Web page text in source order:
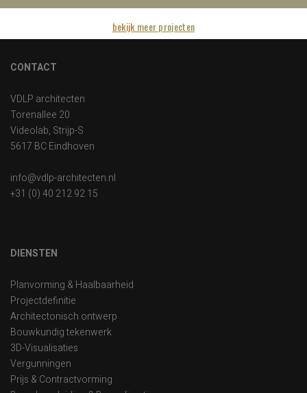
bekijk meer projecten
CONTACT
VDLP architecten
Torenallee 20
Videolab, Strijp-S
5617 BC Eindhoven
info@vdlp-architecten.nl
+31 (0) 40 212 92 15
DIENSTEN
Planvorming & Haalbaarheid
Projectdefinitie
Architectonisch ontwerp
Bouwkundig tekenwerk
3D-Visualisaties
Vergunningen
Prijs & Contractvorming